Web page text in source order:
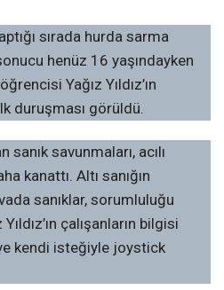
sırada hurda sarma
henüz 16 yaşındayken
Yağız Yıldız’ın
duruşması görüldü.
savunmaları, acılı
kanattı. Altı sanığın
sanıklar, sorumluluğu
çalışanların bilgisi
kendi isteğiyle joystick